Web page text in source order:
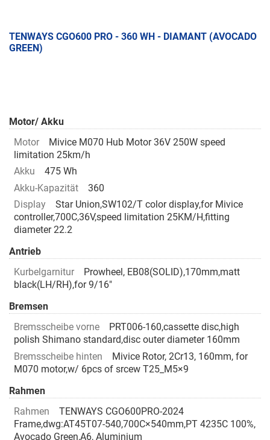
TENWAYS CGO600 PRO - 360 WH - DIAMANT (AVOCADO
GREEN)
Motor/ Akku
Motor
Mivice M070 Hub Motor 36V 250W speed
limitation 25km/h
Akku
475 Wh
Akku-Kapazität
360
Display
Star Union,SW102/T color display,for Mivice
controller,700C,36V,speed limitation 25KM/H,fitting
diameter 22.2
Antrieb
Kurbelgarnitur
Prowheel, EB08(SOLID),170mm,matt
black(LH/RH),for 9/16"
Bremsen
Bremsscheibe vorne
PRT006-160,cassette disc,high
polish Shimano standard,disc outer diameter 160mm
Bremsscheibe hinten
Mivice Rotor, 2Cr13, 160mm, for
M070 motor,w/ 6pcs of srcew T25_M5×9
Rahmen
Rahmen
TENWAYS CGO600PRO-2024
Frame,dwg:AT45T07-540,700C×540mm,PT 4235C 100%,
Avocado Green,A6, Aluminium